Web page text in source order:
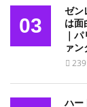
03
ゼン
は面
｜
ァン
239
ハー